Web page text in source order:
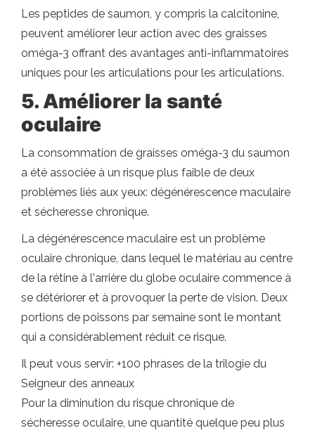
Les peptides de saumon, y compris la calcitonine,
peuvent améliorer leur action avec des graisses
oméga-3 offrant des avantages anti-inflammatoires
uniques pour les articulations pour les articulations.
5. Améliorer la santé
oculaire
La consommation de graisses oméga-3 du saumon
a été associée à un risque plus faible de deux
problèmes liés aux yeux: dégénérescence maculaire
et sécheresse chronique.
La dégénérescence maculaire est un problème
oculaire chronique, dans lequel le matériau au centre
de la rétine à l'arrière du globe oculaire commence à
se détériorer et à provoquer la perte de vision. Deux
portions de poissons par semaine sont le montant
qui a considérablement réduit ce risque.
Il peut vous servir: +100 phrases de la trilogie du
Seigneur des anneaux
Pour la diminution du risque chronique de
sécheresse oculaire, une quantité quelque peu plus